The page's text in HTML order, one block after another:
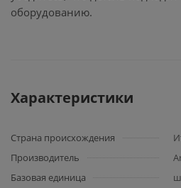
оборудованию.
Характеристики
Страна происхождения
Производитель
Базовая единица